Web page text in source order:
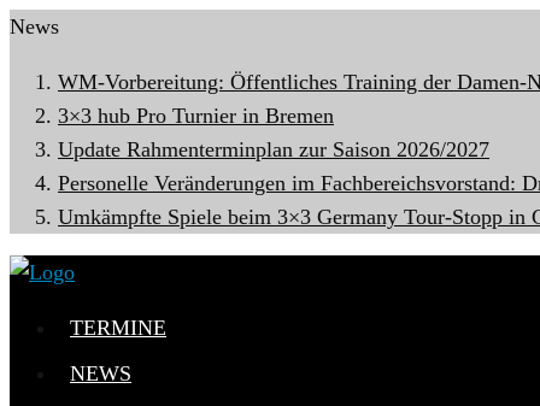
News
WM-Vorbereitung: Öffentliches Training der Damen-
3×3 hub Pro Turnier in Bremen
Update Rahmenterminplan zur Saison 2026/2027
Personelle Veränderungen im
Umkämpfte Spiele beim 3×3 Germany Tour-Stopp in
TERMINE
NEWS